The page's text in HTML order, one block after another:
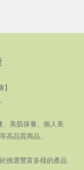
美肌保養、個人美
高品質商品。
挑選豐富多樣的產品